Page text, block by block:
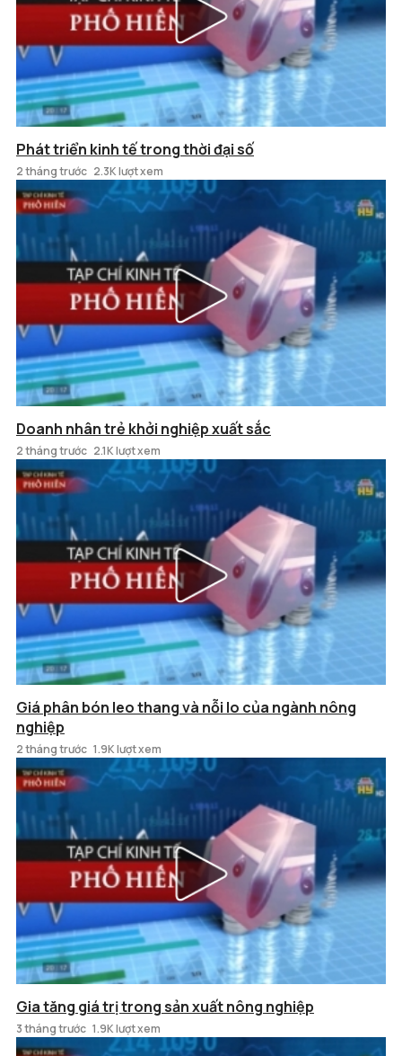
Phát triển kinh tế trong thời đại số
2 tháng trước 2.3K lượt xem
Doanh nhân trẻ khởi nghiệp xuất sắc
2 tháng trước 2.1K lượt xem
Giá phân bón leo thang và nỗi lo của ngành nông
nghiệp
2 tháng trước 1.9K lượt xem
Gia tăng giá trị trong sản xuất nông nghiệp
3 tháng trước 1.9K lượt xem